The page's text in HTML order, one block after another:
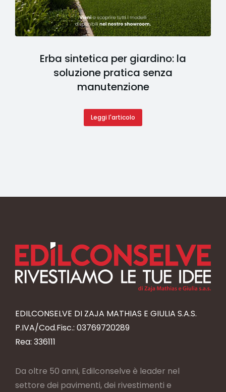
Erba sintetica per giardino: la
soluzione pratica senza
manutenzione
Leggi l'articolo
EDILCONSELVE DI ZAJA MATHIAS E GIULIA S.A.S.
P.IVA/Cod.Fisc.: 03769720289
Rea: 336111
Da oltre 50 anni, Edilconselve è leader nel
settore dei pavimenti, dei rivestimenti e